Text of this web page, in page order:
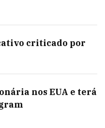
criticado por
nos EUA e terá